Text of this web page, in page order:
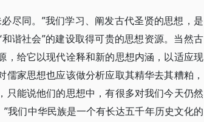
尽同。”我们学习、阐发古代圣贤的思想，是
谐社会”的建设取得可贵的思想资源。当然古
给它以现代诠释和新的思想内涵，以适应现
家思想也应该做分析应取其精华去其糟粕，
能说他们的思想中，有很多对我们今天仍然
我们中华民族是一个有长达五千年历史文化的